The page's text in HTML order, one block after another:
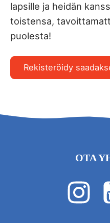
lapsille ja heidän
toistensa,
puolesta!
Rekisteröidy
OTA